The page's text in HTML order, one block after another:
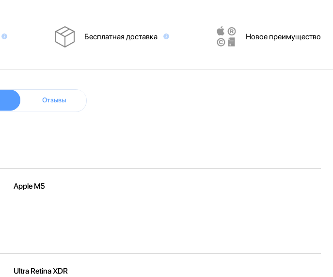
Бесплатная доставка Новое преимущество
Отзывы
Apple M5
Ultra Retina XDR